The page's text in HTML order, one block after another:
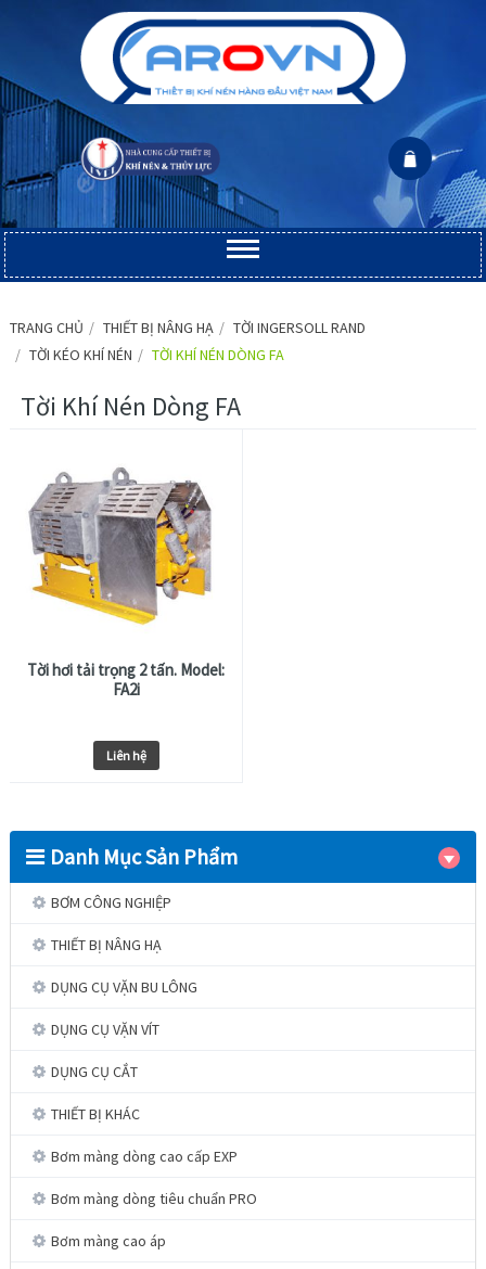
TRANG CHỦ THIẾT BỊ NÂNG HẠ
TỜI INGERSOLL RAND
TỜI KÉO KHÍ NÉN
TỜI KHÍ NÉN DÒNG FA
Tời Khí Nén Dòng FA
Tời hơi tải trọng 2 tấn. Model:
FA2i
Liên hệ
Danh Mục Sản Phẩm
BƠM CÔNG NGHIỆP
THIẾT BỊ NÂNG HẠ
DỤNG CỤ VẶN BU LÔNG
DỤNG CỤ VẶN VÍT
DỤNG CỤ CẮT
THIẾT BỊ KHÁC
Bơm màng dòng cao cấp EXP
Bơm màng dòng tiêu chuẩn PRO
Bơm màng cao áp